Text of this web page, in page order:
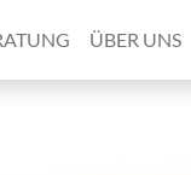
ÜBER UNS